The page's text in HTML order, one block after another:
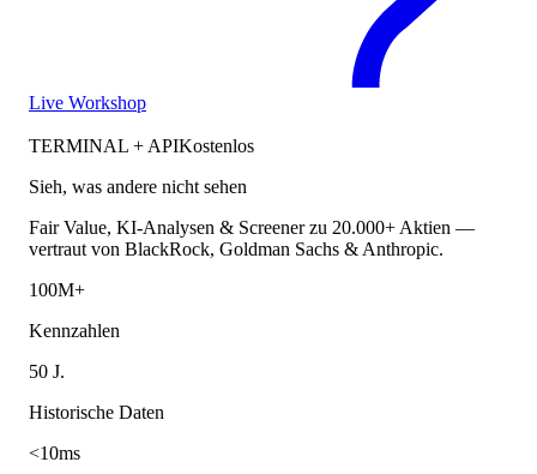
Live Workshop
TERMINAL + APIKostenlos
Sieh, was andere nicht sehen
Fair Value, KI-Analysen & Screener zu 20.000+ Aktien —
vertraut von BlackRock, Goldman Sachs & Anthropic.
100M+
Kennzahlen
50 J.
Historische Daten
<10ms